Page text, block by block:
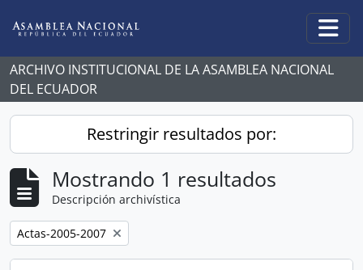
ARCHIVO INSTITUCIONAL DE LA ASAMBLEA NACIONAL
DEL ECUADOR
Restringir resultados por:
Mostrando 1 resultados
Descripción archivística
Remove filter:
Actas-2005-2007